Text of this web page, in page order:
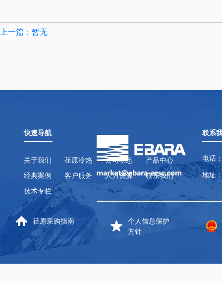
上一篇：暂无
快速导航
关于我们 荏原冷热 公司动态
产品中心
经典案例
客户服务 人力资源
联系我们
技术专栏
联系
电话
地址
荏原采购指南
个人信息保护
方针